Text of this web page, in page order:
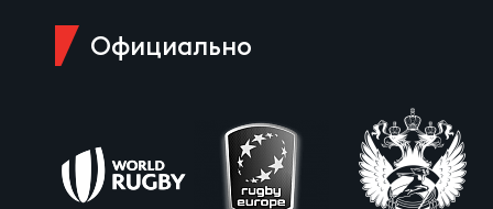
Официально